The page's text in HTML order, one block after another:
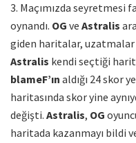
3. Maçımızda seyretmesi
oynandı. OG ve Astralis
giden haritalar, uzatmalar
Astralis kendi seçtiği
blameF’ın aldığı 24 skor
haritasında skor yine
değişti. Astralis, OG
haritada kazanmayı bildi